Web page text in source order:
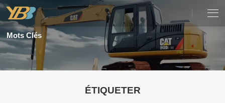
Mots Clés
ÉTIQUETER